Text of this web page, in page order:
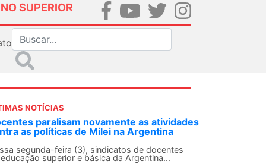
SUPERIOR
NOTÍCIAS
SN convoca docentes para Dia de
Internacionalista com Cuba em
de agosto
SN conclama suas seções sindicais e o